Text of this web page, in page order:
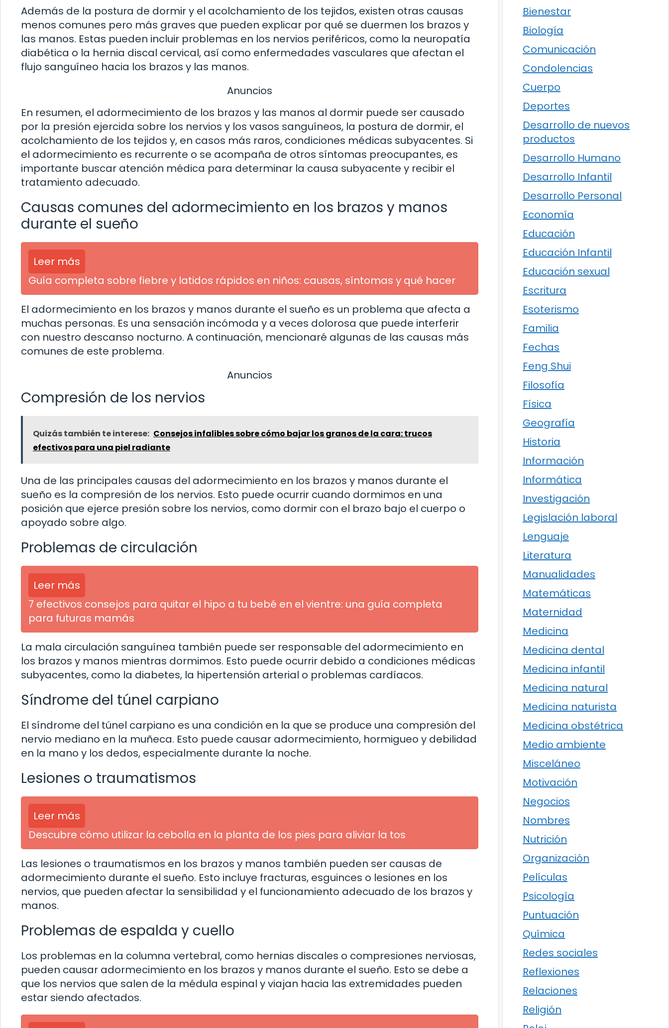
Además de la postura de dormir y el acolchamiento de los tejidos, existen otras causas
menos comunes pero más graves que pueden explicar por qué se duermen los brazos y
las manos. Estas pueden incluir problemas en los nervios periféricos, como la neuropatía
diabética o la hernia discal cervical, así como enfermedades vasculares que afectan el
flujo sanguíneo hacia los brazos y las manos.
Anuncios
En resumen, el adormecimiento de los brazos y las manos al dormir puede ser causado
por la presión ejercida sobre los nervios y los vasos sanguíneos, la postura de dormir, el
acolchamiento de los tejidos y, en casos más raros, condiciones médicas subyacentes. Si
el adormecimiento es recurrente o se acompaña de otros síntomas preocupantes, es
importante buscar atención médica para determinar la causa subyacente y recibir el
tratamiento adecuado.
Causas comunes del adormecimiento en los brazos y manos
durante el sueño
Leer más
Guía completa sobre fiebre y latidos rápidos en niños: causas, síntomas y qué hacer
El adormecimiento en los brazos y manos durante el sueño es un problema que afecta a
muchas personas. Es una sensación incómoda y a veces dolorosa que puede interferir
con nuestro descanso nocturno. A continuación, mencionaré algunas de las causas más
comunes de este problema.
Anuncios
Compresión de los nervios
Quizás también te interese: Consejos infalibles sobre cómo bajar los granos de la cara: trucos
efectivos para una piel radiante
Una de las principales causas del adormecimiento en los brazos y manos durante el
sueño es la compresión de los nervios. Esto puede ocurrir cuando dormimos en una
posición que ejerce presión sobre los nervios, como dormir con el brazo bajo el cuerpo o
apoyado sobre algo.
Problemas de circulación
Leer más
7 efectivos consejos para quitar el hipo a tu bebé en el vientre: una guía completa
para futuras mamás
La mala circulación sanguínea también puede ser responsable del adormecimiento en
los brazos y manos mientras dormimos. Esto puede ocurrir debido a condiciones médicas
subyacentes, como la diabetes, la hipertensión arterial o problemas cardíacos.
Síndrome del túnel carpiano
El síndrome del túnel carpiano es una condición en la que se produce una compresión del
nervio mediano en la muñeca. Esto puede causar adormecimiento, hormigueo y debilidad
en la mano y los dedos, especialmente durante la noche.
Lesiones o traumatismos
Leer más
Descubre cómo utilizar la cebolla en la planta de los pies para aliviar la tos
Las lesiones o traumatismos en los brazos y manos también pueden ser causas de
adormecimiento durante el sueño. Esto incluye fracturas, esguinces o lesiones en los
nervios, que pueden afectar la sensibilidad y el funcionamiento adecuado de los brazos y
manos.
Problemas de espalda y cuello
Los problemas en la columna vertebral, como hernias discales o compresiones nerviosas,
pueden causar adormecimiento en los brazos y manos durante el sueño. Esto se debe a
que los nervios que salen de la médula espinal y viajan hacia las extremidades pueden
estar siendo afectados.
Bienestar
Biología
Comunicación
Condolencias
Cuerpo
Deportes
Desarrollo de nuevos
productos
Desarrollo Humano
Desarrollo Infantil
Desarrollo Personal
Economía
Educación
Educación Infantil
Educación sexual
Escritura
Esoterismo
Familia
Fechas
Feng Shui
Filosofía
Física
Geografía
Historia
Información
Informática
Investigación
Legislación laboral
Lenguaje
Literatura
Manualidades
Matemáticas
Maternidad
Medicina
Medicina dental
Medicina infantil
Medicina natural
Medicina naturista
Medicina obstétrica
Medio ambiente
Misceláneo
Motivación
Negocios
Nombres
Nutrición
Organización
Películas
Psicología
Puntuación
Química
Redes sociales
Reflexiones
Relaciones
Religión